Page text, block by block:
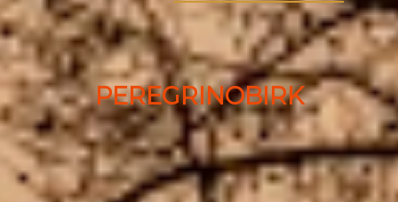
PEREGRINOBIRK